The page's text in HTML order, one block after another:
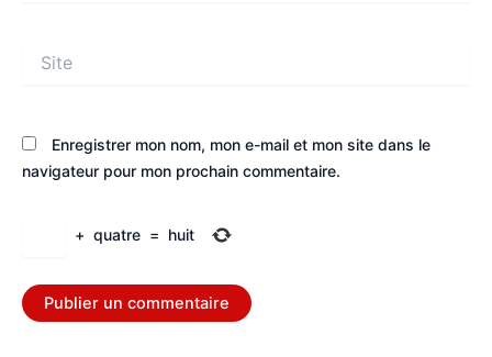
Enregistrer mon nom, mon e-mail et mon site dans le
navigateur pour mon prochain commentaire.
+ quatre = huit